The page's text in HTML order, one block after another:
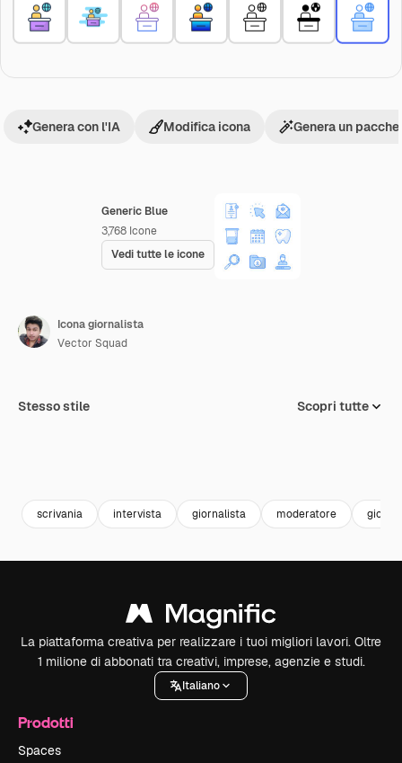
Generic Blue
3,768 Icone
Vedi tutte le icone
Genera con l'IA Modifica icona Genera un
Icona giornalista
Vector Squad
Stesso stile Scopri tutte
scrivania intervista giornalista moderatore
La piattaforma creativa per realizzare i tuoi migliori lavori. Oltre
1 milione di abbonati tra creativi, imprese, agenzie e studi.
Italiano
Prodotti
Spaces